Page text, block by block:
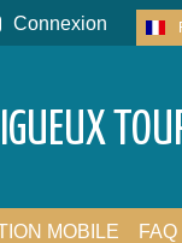
Connexion
MOBILE FAQ